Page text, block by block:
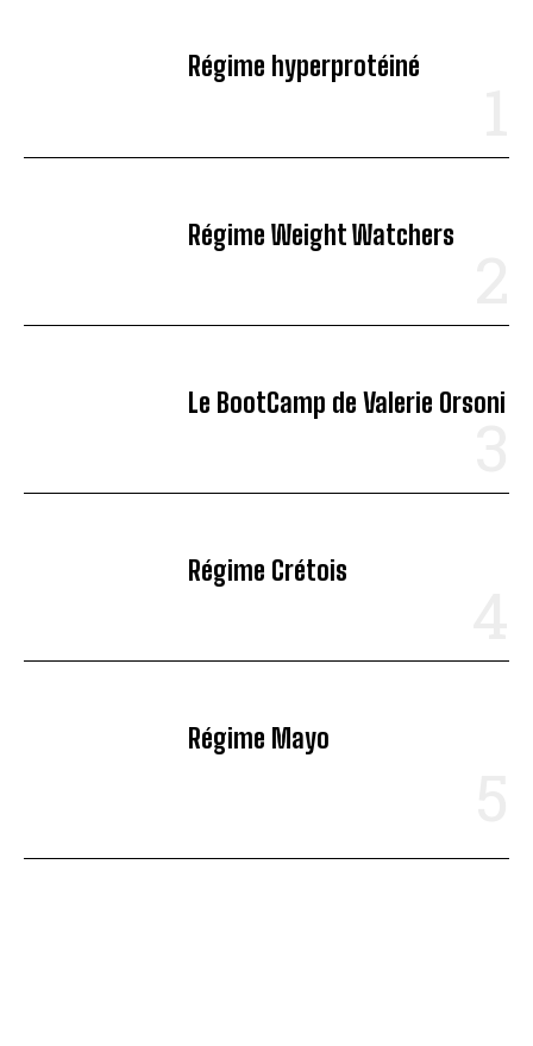
Régime hyperprotéiné
Régime Weight Watchers
Le BootCamp de Valerie Orsoni
Régime Crétois
Régime Mayo